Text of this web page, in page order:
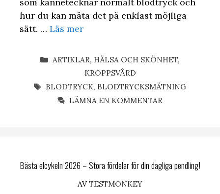
som kännetecknar normalt blodtryck och
hur du kan mäta det på enklast möjliga
sätt. … Läs mer
KATEGORIER
ARTIKLAR, HÄLSA OCH SKÖNHET,
KROPPSVÅRD
ETIKETTER
BLODTRYCK, BLODTRYCKSMÄTNING
LÄMNA EN KOMMENTAR
Bästa elcykeln 2026 – Stora fördelar för din dagliga pendling!
AVTESTMONKEY